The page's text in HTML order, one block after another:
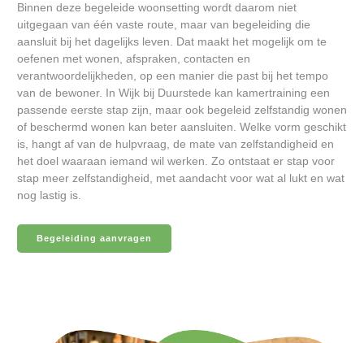
Binnen deze begeleide woonsetting wordt daarom niet
uitgegaan van één vaste route, maar van begeleiding die
aansluit bij het dagelijks leven. Dat maakt het mogelijk om te
oefenen met wonen, afspraken, contacten en
verantwoordelijkheden, op een manier die past bij het tempo
van de bewoner. In Wijk bij Duurstede kan kamertraining een
passende eerste stap zijn, maar ook begeleid zelfstandig wonen
of beschermd wonen kan beter aansluiten. Welke vorm geschikt
is, hangt af van de hulpvraag, de mate van zelfstandigheid en
het doel waaraan iemand wil werken. Zo ontstaat er stap voor
stap meer zelfstandigheid, met aandacht voor wat al lukt en wat
nog lastig is.
Begeleiding aanvragen